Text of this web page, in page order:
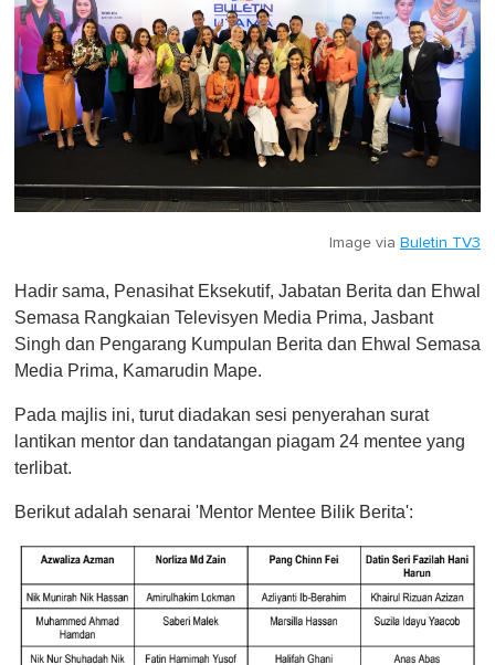
Image via Buletin TV3
Hadir sama, Penasihat Eksekutif, Jabatan Berita dan Ehwal
Semasa Rangkaian Televisyen Media Prima, Jasbant
Singh dan Pengarang Kumpulan Berita dan Ehwal Semasa
Media Prima, Kamarudin Mape.
Pada majlis ini, turut diadakan sesi penyerahan surat
lantikan mentor dan tandatangan piagam 24 mentee yang
terlibat.
Berikut adalah senarai 'Mentor Mentee Bilik Berita':